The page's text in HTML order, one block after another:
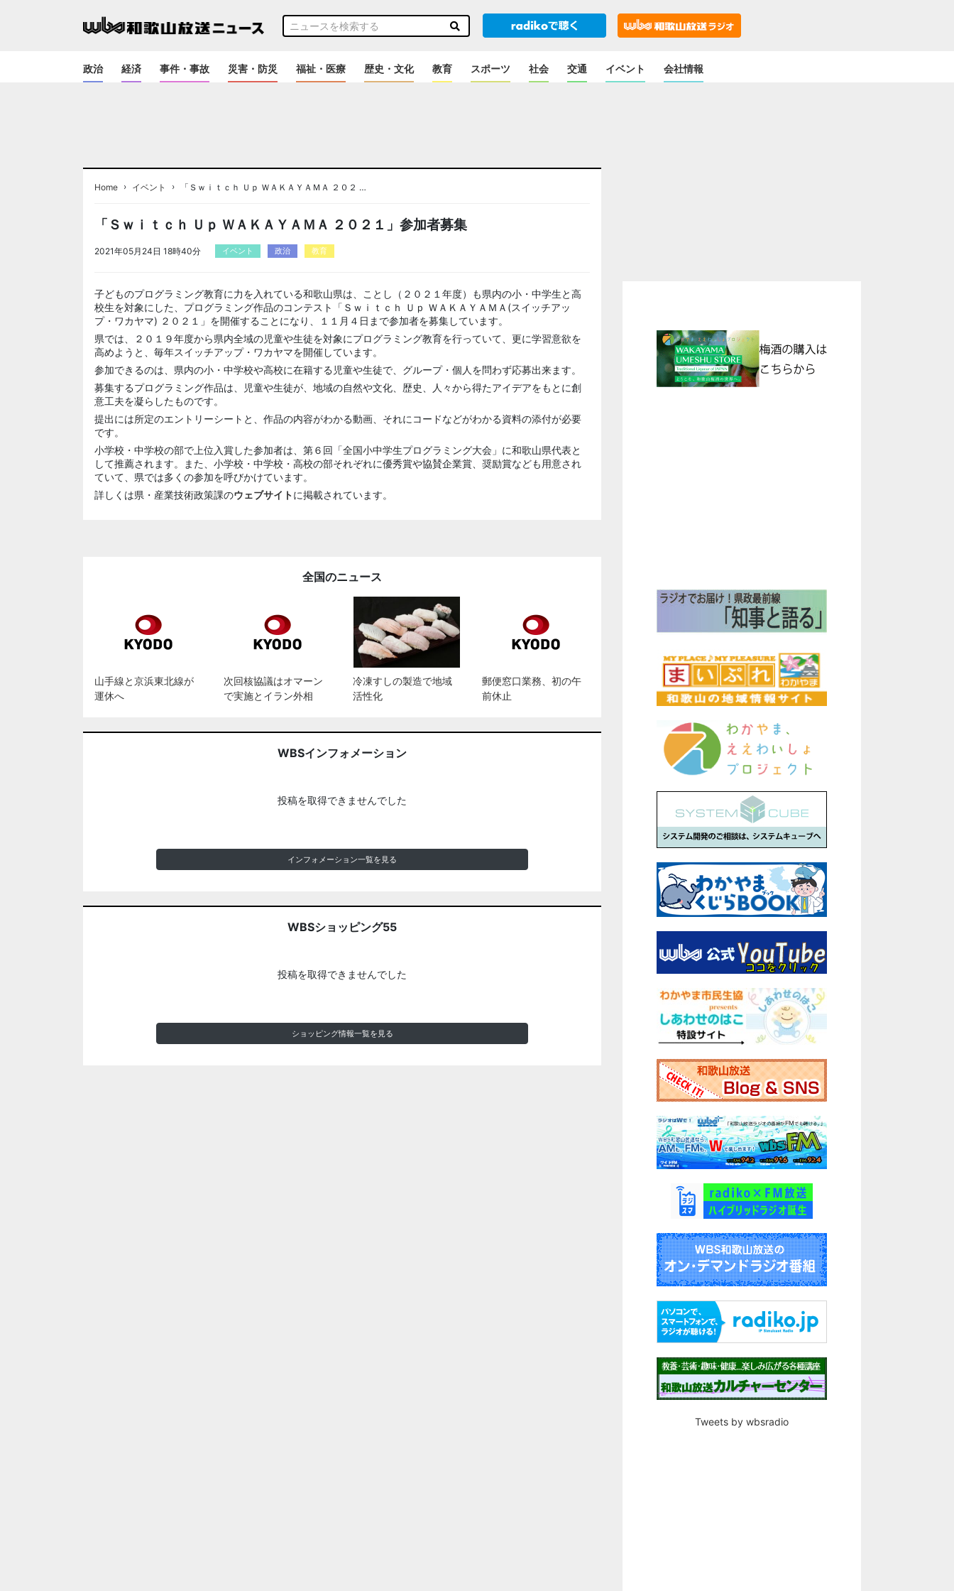
政治 経済 事件・事故 災害・防災 福祉・医療 歴史・文化 教育 スポーツ 社会 交通 イベント 会社情報
Home › イベント › 「Ｓｗｉｔｃｈ Ｕｐ ＷＡＫＡＹＡＭＡ ２０２ …
「Ｓｗｉｔｃｈ Ｕｐ ＷＡＫＡＹＡＭＡ ２０２１」参加者募集
2021年05月24日 18時40分 イベント 政治 教育
子どものプログラミング教育に力を入れている和歌山県は、ことし（２０２１年度）も県内の小・中学生と高
校生を対象にした、プログラミング作品のコンテスト「Ｓｗｉｔｃｈ Ｕｐ ＷＡＫＡＹＡＭＡ(スイッチアッ
プ・ワカヤマ) ２０２１」を開催することになり、１１月４日まで参加者を募集しています。
県では、２０１９年度から県内全域の児童や生徒を対象にプログラミング教育を行っていて、更に学習意欲を
高めようと、毎年スイッチアップ・ワカヤマを開催しています。
参加できるのは、県内の小・中学校や高校に在籍する児童や生徒で、グループ・個人を問わず応募出来ます。
募集するプログラミング作品は、児童や生徒が、地域の自然や文化、歴史、人々から得たアイデアをもとに創
意工夫を凝らしたものです。
提出には所定のエントリーシートと、作品の内容がわかる動画、それにコードなどがわかる資料の添付が必要
です。
小学校・中学校の部で上位入賞した参加者は、第６回「全国小中学生プログラミング大会」に和歌山県代表と
して推薦されます。また、小学校・中学校・高校の部それぞれに優秀賞や協賛企業賞、奨励賞なども用意され
ていて、県では多くの参加を呼びかけています。
詳しくは県・産業技術政策課のウェブサイトに掲載されています。
全国のニュース
山手線と京浜東北線が
運休へ
次回核協議はオマーン
で実施とイラン外相
冷凍すしの製造で地域
活性化
郵便窓口業務、初の午
前休止
WBSインフォメーション
投稿を取得できませんでした
インフォメーション一覧を見る
WBSショッピング55
投稿を取得できませんでした
ショッピング情報一覧を見る
Tweets by wbsradio